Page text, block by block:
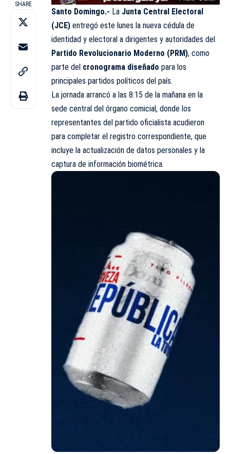
SHARE
Santo Domingo.- La Junta Central Electoral
(JCE) entregó este lunes la nueva cédula de
identidad y electoral a dirigentes y autoridades del
Partido Revolucionario Moderno (PRM), como
parte del cronograma diseñado para los
principales partidos políticos del país.
La jornada arrancó a las 8:15 de la mañana en la
sede central del órgano comicial, donde los
representantes del partido oficialista acudieron
para completar el registro correspondiente, que
incluye la actualización de datos personales y la
captura de información biométrica.